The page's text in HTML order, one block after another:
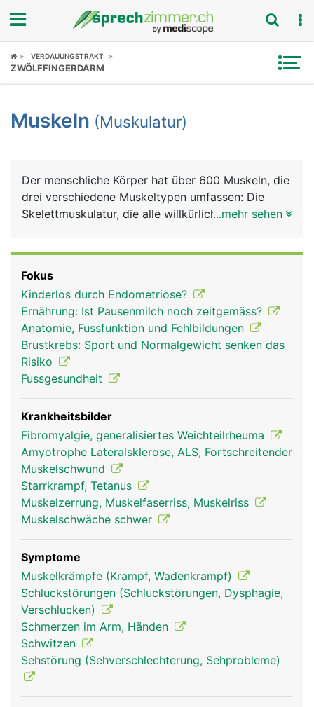
Fokus
Symptome
News
Rubriken
VERDAUUNGSTRAKT
ZWÖLFFINGERDARM
Muskeln (Muskulatur)
Der menschliche Körper hat über 600 Muskeln, die
drei verschiedene Muskeltypen umfassen: Die
Skelettmuskulatur, die alle willkürlichen
Herzmuskulatur. Die Skelettmuskeln sind über
Sehnen zur Kraftübertragung fest an Knochen
verankert, einige sind direkt an der Haut befestigt,
wie z.B. die Gesichtsmuskeln für die
Gesichtsmimik. Die Skelettmuskeln ermöglichen
Bewegungen, geben dem Körper Spannung und
Kraft und verleihen ihm ein typisches
Erscheinungsbild. Die glatte Muskulatur der
Hohlorgane ist nicht willentlich beeinflussbar, sie
wird automatisch vom autonomen Nervensystem
gesteuert. Sie sind bei den verschiedenste
Körperfunktionen beteiligt wie Verdauung,
Harnentleerung oder regulieren die Weite der
Blutgefässe. Der Herzmuskel gewährleistet die
Pumpfunktion des Herzens, er ermüdet nicht und
...mehr sehen
Fokus
Kinderlos durch Endometriose?
Ernährung: Ist Pausenmilch noch zeitgemäss?
Anatomie, Fussfunktion und Fehlbildungen
Brustkrebs: Sport und Normalgewicht senken das
Risiko
Fussgesundheit
Krankheitsbilder
Fibromyalgie, generalisiertes Weichteilrheuma
Amyotrophe Lateralsklerose, ALS, Fortschreitender
Muskelschwund
Starrkrampf, Tetanus
Muskelzerrung, Muskelfaserriss, Muskelriss
Muskelschwäche schwer
Symptome
Muskelkrämpfe (Krampf, Wadenkrampf)
Schluckstörungen (Schluckstörungen, Dysphagie,
Verschlucken)
Schmerzen im Arm, Händen
Schwitzen
Sehstörung (Sehverschlechterung, Sehprobleme)